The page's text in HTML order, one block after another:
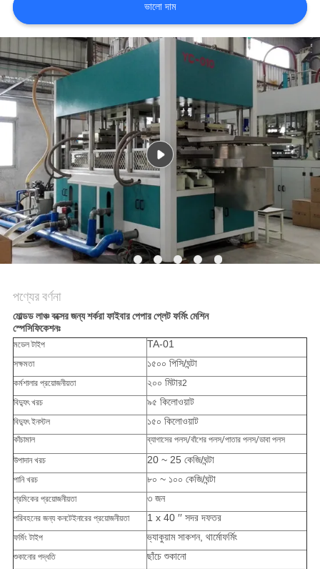
যোগাযোগ
করুন
খবর
সাইট
ম্যাপ
PRIVACY
POLICY
ভালো দাম
পণ্যের বর্ণনা
মোল্ডড লাঞ্চ বক্সের জন্য শর্করা ফাইবার পেপার প্লেট ফর্মিং মেশিন
স্পেসিফিকেশনঃ
মডেল টাইপ TA-01
সক্ষমতা ১৫০০ পিসি/ঘন্টা
কর্মশালার প্রয়োজনীয়তা ২০০ মিটার2
বিদ্যুৎ খরচ ৯৫ কিলোওয়াট
বিদ্যুৎ ইনস্টল ১৫০ কিলোওয়াট
কাঁচামাল ব্যাগাসের পলস/বাঁশের পলস/পাতার পলস/ডাবা পলস
উপাদান খরচ 20 ~ 25 কেজি/ঘন্টা
পানি খরচ ৮০ ~ ১০০ কেজি/ঘন্টা
শ্রমিকের প্রয়োজনীয়তা ৩ জন
পরিবহনের জন্য কনটেইনারের প্রয়োজনীয়তা 1 x 40 ′′ সদর দফতর
ফর্মিং টাইপ ভ্যাকুয়াম সাকশন, থার্মোফর্মিং
শুকানোর পদ্ধতি
ছাঁচে শুকানো